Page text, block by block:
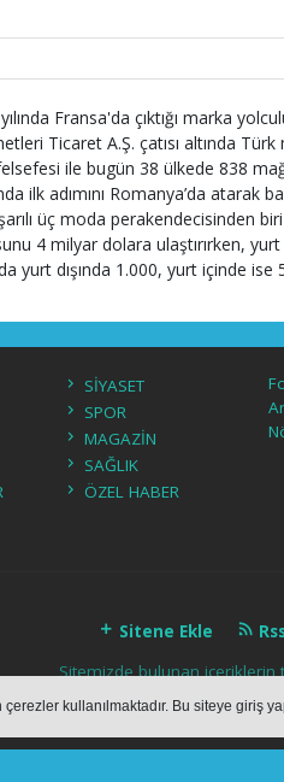
kullanılmaktadır. Bu siteye giriş
Fransa'da çıktığı marka
Ticaret A.Ş. çatısı altında
ile bugün 38 ülkede 838
ilk adımını Romanya’da atarak
üç moda perakendecisinden
4 milyar dolara ulaştırırken,
yurt dışında 1.000, yurt içinde ise
SİYASET
SPOR
MAGAZİN
SAĞLIK
ÖZEL HABER
Sitene Ekle
Sitemizde bulunan içeriklerin
haber